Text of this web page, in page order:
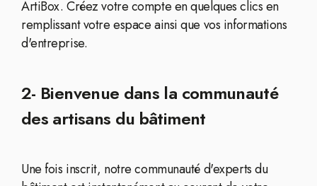
ArtiBox. Créez votre compte en quelques clics en
remplissant votre espace ainsi que vos informations
d'entreprise.
2- Bienvenue dans la communauté
des artisans du bâtiment
Une fois inscrit, notre communauté d'experts du